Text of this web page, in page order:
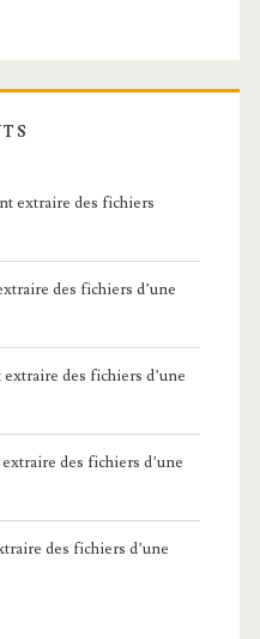
extraire des fichiers
des fichiers d’une
des fichiers d’une
des fichiers d’une
des fichiers d’une